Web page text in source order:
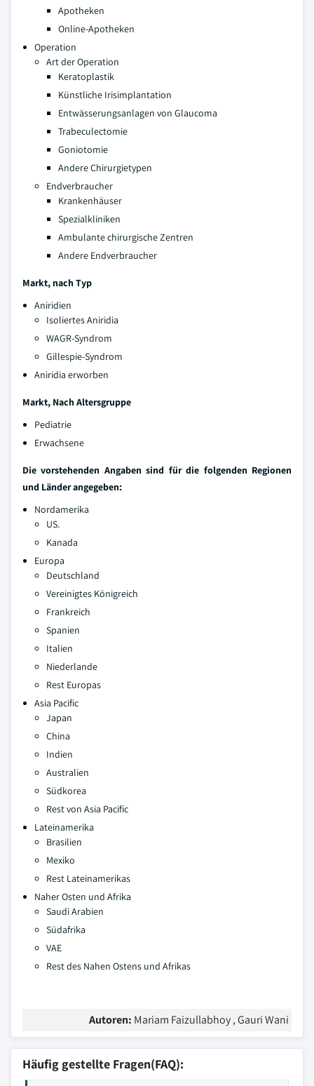
Apotheken
Online-Apotheken
Operation
Art der Operation
Keratoplastik
Künstliche Irisimplantation
Entwässerungsanlagen von Glaucoma
Trabeculectomie
Goniotomie
Andere Chirurgietypen
Endverbraucher
Krankenhäuser
Spezialkliniken
Ambulante chirurgische Zentren
Andere Endverbraucher
Markt, nach Typ
Aniridien
Isoliertes Aniridia
WAGR-Syndrom
Gillespie-Syndrom
Aniridia erworben
Markt, Nach Altersgruppe
Pediatrie
Erwachsene
Die vorstehenden Angaben sind für die folgenden Regionen
und Länder angegeben:
Nordamerika
US.
Kanada
Europa
Deutschland
Vereinigtes Königreich
Frankreich
Spanien
Italien
Niederlande
Rest Europas
Asia Pacific
Japan
China
Indien
Australien
Südkorea
Rest von Asia Pacific
Lateinamerika
Brasilien
Mexiko
Rest Lateinamerikas
Naher Osten und Afrika
Saudi Arabien
Südafrika
VAE
Rest des Nahen Ostens und Afrikas
Autoren: Mariam Faizullabhoy , Gauri Wani
Häufig gestellte Fragen(FAQ):